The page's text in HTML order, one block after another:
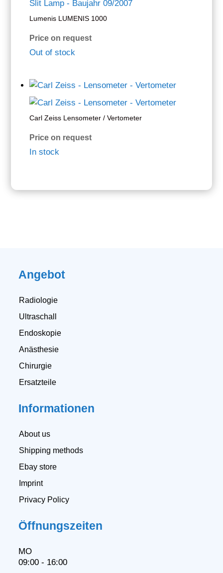
Lumenis LUMENIS 1000
Price on request
Out of stock
Carl Zeiss Lensometer / Vertometer
Price on request
In stock
Angebot
Radiologie
Ultraschall
Endoskopie
Anästhesie
Chirurgie
Ersatzteile
Informationen
About us
Shipping methods
Ebay store
Imprint
Privacy Policy
Öffnungszeiten
MO
09:00 - 16:00